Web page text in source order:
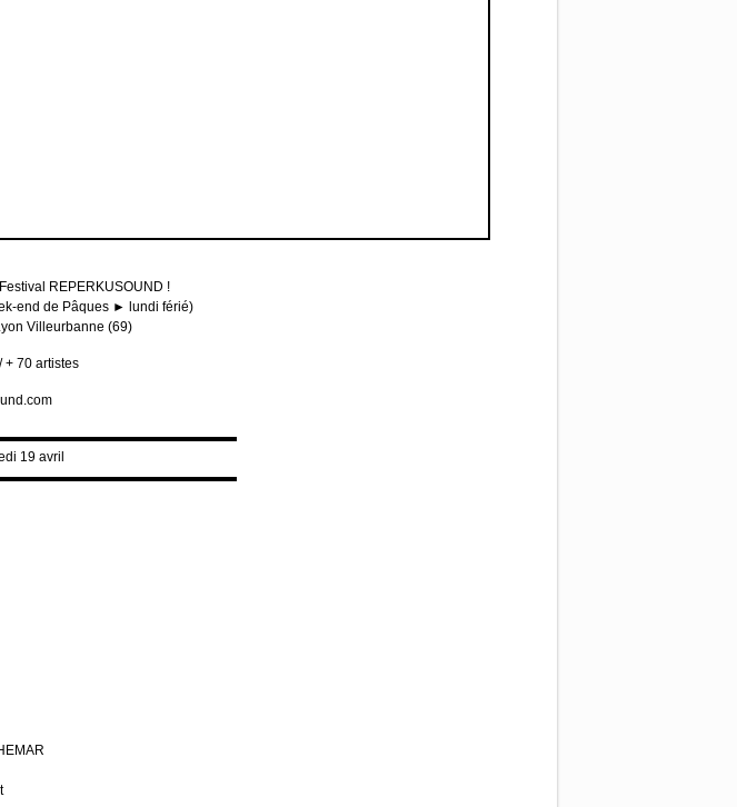
REPERKUSOUND !
end de Pâques ► lundi férié)
Villeurbanne (69)
+ 70 artistes
19 avril